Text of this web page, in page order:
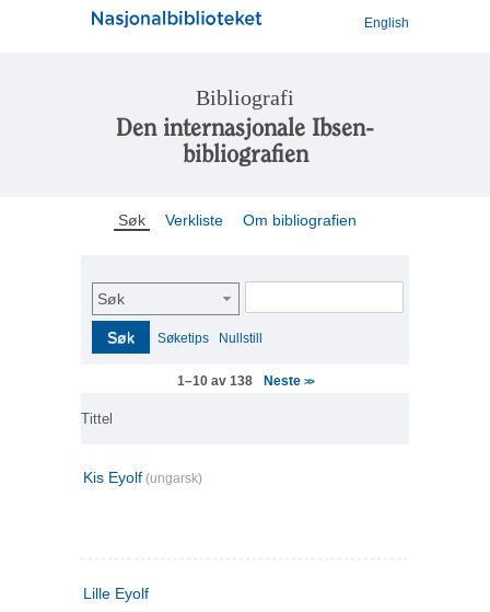
English
Bibliografi
Den internasjonale Ibsen-
bibliografien
Søk Verkliste Om bibliografien
Søk
Søk Søketips Nullstill
1–10 av 138 Neste >>
Tittel
Kis Eyolf (ungarsk)
Lille Eyolf